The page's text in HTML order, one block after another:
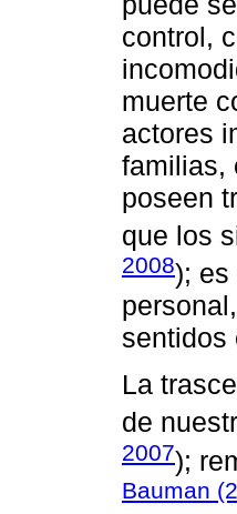
control,
muerte
actores
familias,
poseen
que los
2008); es
sentidos
La
de
2007);
Bauman